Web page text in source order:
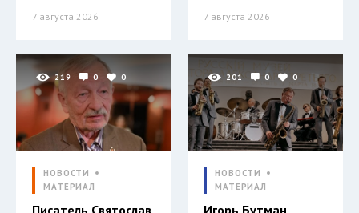
7 августа 2026 7 августа 2026
219 0 0
НОВОСТИ
МАТЕРИАЛ
Писатель Святослав
201 0 0
НОВОСТИ
МАТЕРИАЛ
Игорь Бутман